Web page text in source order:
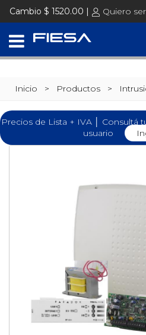
Cambio $ 1520.00 | Quiero
Inicio > Productos >
Precios de Lista + IVA │ Consultá
usuario